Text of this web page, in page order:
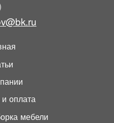
оплата
мебели